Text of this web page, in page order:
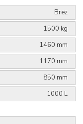
Brez
1500 kg
1460 mm
1170 mm
850 mm
1000 L